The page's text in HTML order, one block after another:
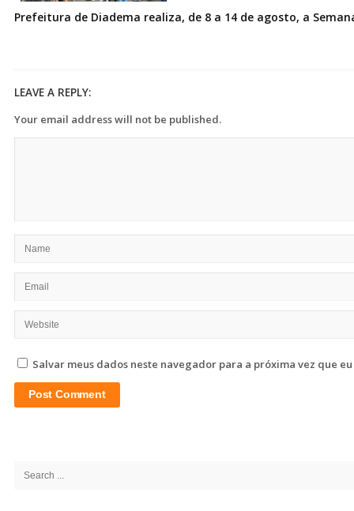
Prefeitura de Diadema realiza, de 8 a 14 de agosto, a
LEAVE A REPLY:
Your email address will not be published.
Salvar meus dados neste navegador para a próxima vez que
Search